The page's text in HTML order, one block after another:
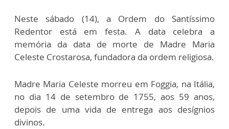
Neste sábado (14), a Ordem do Santíssimo
Redentor está em festa. A data celebra a
memória da data de morte de Madre Maria
Celeste Crostarosa, fundadora da ordem religiosa.
Madre Maria Celeste morreu em Foggia, na Itália,
no dia 14 de setembro de 1755, aos 59 anos,
depois de uma vida de entrega aos desígnios
divinos.